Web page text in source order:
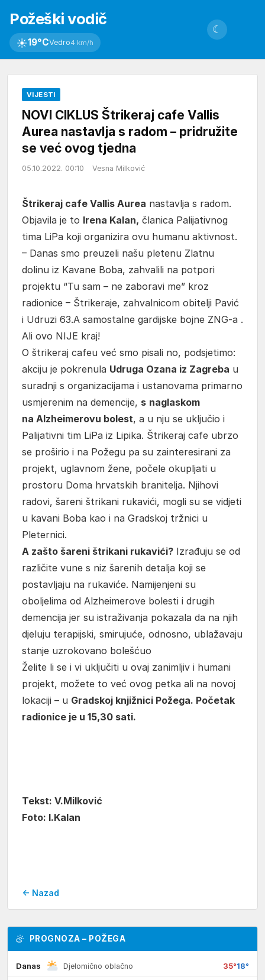
Požeški vodič
☀19°CVedro4 km/h
☾
VIJESTI
NOVI CIKLUS Štrikeraj cafe Vallis
Aurea nastavlja s radom – pridružite
se već ovog tjedna
05.10.2022. 00:10 Vesna Milković
Štrikeraj cafe Vallis Aurea nastavlja s radom.
Objavila je to Irena Kalan, članica Palijativnog
tima LiPa koji organizira ovu humanu aktivnost.
– Danas smo preuzeli našu pletenu Zlatnu
dolinu iz Kavane Boba, zahvalili na potpori
projektu “Tu sam – ne zaboravi me” kroz
radionice – Štrikeraje, zahvalnicom obitelji Pavić
i Udruzi 63.A samostalne gardijske bojne ZNG-a .
Ali ovo NIJE kraj!
O štrikeraj cafeu već smo pisali no, podsjetimo:
akciju je pokrenula Udruga Ozana iz Zagreba u
suradnji s organizacijama i ustanovama primarno
usmjerenim na demencije, s naglaskom
na Alzheimerovu bolest, a u nju se uključio i
Palijativni tim LiPa iz Lipika. Štrikeraj cafe ubrzo
se proširio i na Požegu pa su zainteresirani za
projekt, uglavnom žene, počele okupljati u
prostoru Doma hrvatskih branitelja. Njihovi
radovi, šareni štrikani rukavići, mogli su se vidjeti
u kavani Boba kao i na Gradskoj tržnici u
Pleternici.
A zašto šareni štrikani rukavići? Izrađuju se od
različite vune s niz šarenih detalja koji se
postavljaju na rukaviće. Namijenjeni su
oboljelima od Alzheimerove bolesti i drugih
demencija jer su istraživanja pokazala da na njih
djeluju terapijski, smirujuće, odnosno, ublažavaju
stanje uzrokovano bolešćuo
Želite li se i vi uključiti u ovaj zanimljiv i humani
projekt, možete to već ovog petka ali na novoj
lokaciji – u Gradskoj knjižnici Požega. Početak
radionice je u 15,30 sati.
Tekst: V.Milković
Foto: I.Kalan
← Nazad
PROGNOZA – POŽEGA
Danas Djelomično oblačno 35°18°